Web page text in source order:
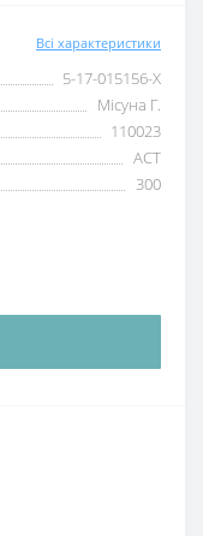
Всі характеристики
5-17-015156-Х
Місуна Г.
110023
АСТ
300